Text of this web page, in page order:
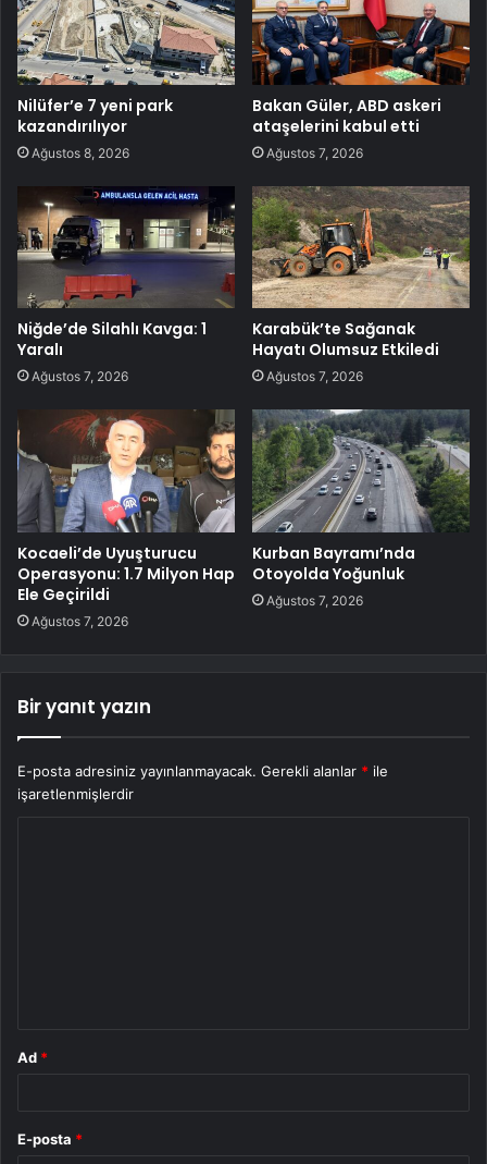
Nilüfer’e 7 yeni park
kazandırılıyor
Ağustos 8, 2026
Bakan Güler, ABD askeri
ataşelerini kabul etti
Ağustos 7, 2026
Niğde’de Silahlı Kavga: 1
Yaralı
Ağustos 7, 2026
Karabük’te Sağanak
Hayatı Olumsuz Etkiledi
Ağustos 7, 2026
Kocaeli’de Uyuşturucu
Operasyonu: 1.7 Milyon Hap
Ele Geçirildi
Ağustos 7, 2026
Kurban Bayramı’nda
Otoyolda Yoğunluk
Ağustos 7, 2026
Bir yanıt yazın
E-posta adresiniz yayınlanmayacak. Gerekli alanlar * ile
işaretlenmişlerdir
Ad *
E-posta *